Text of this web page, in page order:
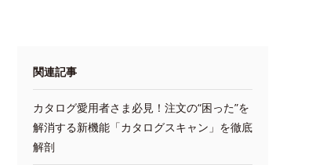
関連記事
カタログ愛用者さま必見！注文の“困った”を
解消する新機能「カタログスキャン」を徹底
解剖